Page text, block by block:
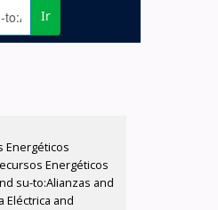
Ir
Energéticos
Energéticos
su-to:Alianzas and
Eléctrica and